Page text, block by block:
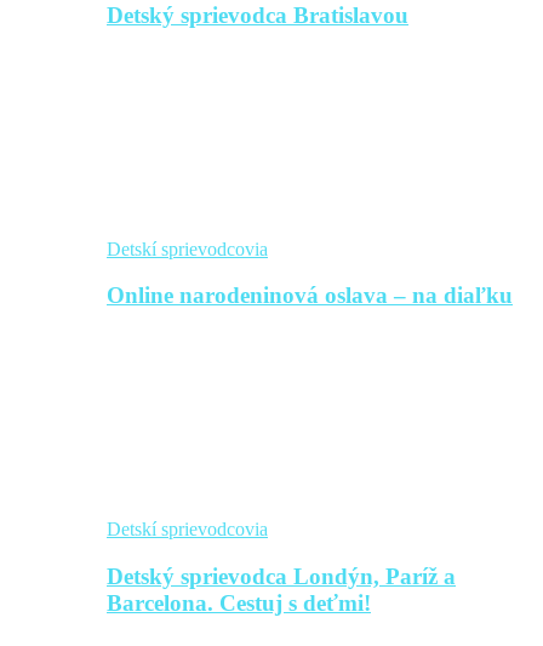
Detský sprievodca Bratislavou
Detskí sprievodcovia
Online narodeninová oslava – na diaľku
Detskí sprievodcovia
Detský sprievodca Londýn, Paríž a
Barcelona. Cestuj s deťmi!